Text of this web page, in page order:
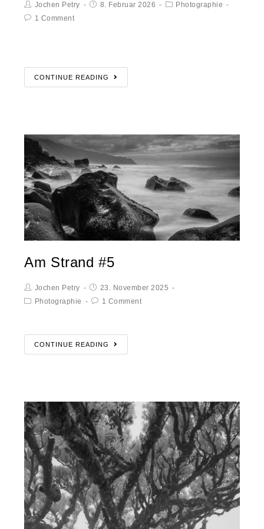
Jochen Petry 8. Februar 2026
Photographie
1 Comment
CONTINUE READING
Am Strand #5
Jochen Petry
23. November 2025
Photographie
1 Comment
CONTINUE READING